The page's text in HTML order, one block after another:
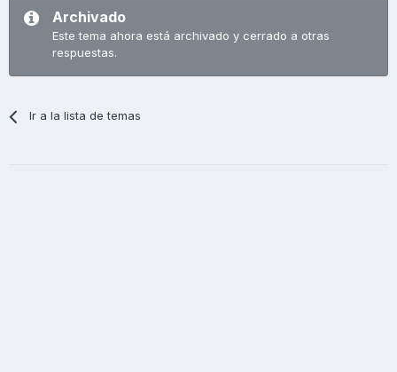
Archivado
Este tema ahora está archivado y cerrado a otras
respuestas.
Ir a la lista de temas